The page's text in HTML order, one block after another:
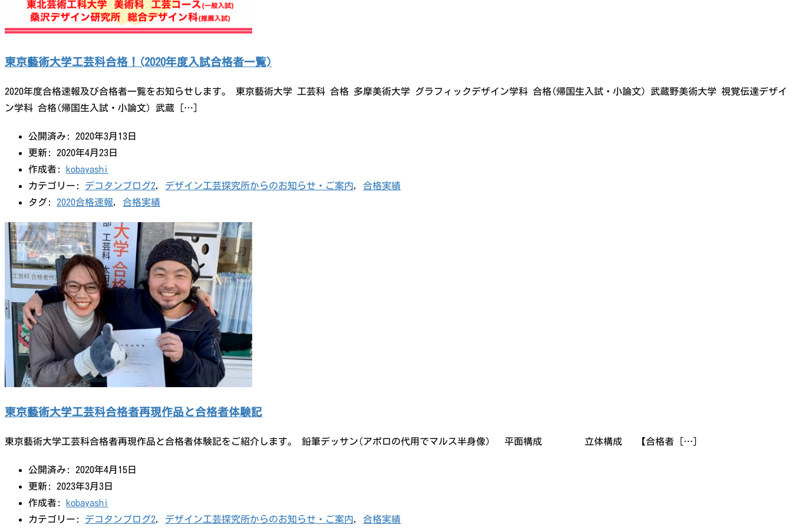
東京藝術大学工芸科合格！(2020年度入試合格者一覧)
2020年度合格速報及び合格者一覧をお知らせします。 東京藝術大学 工芸科 合格 多摩美術大学 グラフィックデザイン学科 合格(帰国生入試・小論文) 武蔵野美術大学 視覚伝達デザイ
ン学科 合格(帰国生入試・小論文) 武蔵 […]
公開済み: 2020年3月13日
更新: 2020年4月23日
作成者: kobayashi
カテゴリー: デコタンブログ2, デザイン工芸探究所からのお知らせ・ご案内, 合格実績
タグ: 2020合格速報, 合格実績
東京藝術大学工芸科合格者再現作品と合格者体験記
東京藝術大学工芸科合格者再現作品と合格者体験記をご紹介します。 鉛筆デッサン(アポロの代用でマルス半身像) 平面構成 立体構成 【合格者 […]
公開済み: 2020年4月15日
更新: 2023年3月3日
作成者:
kobayashi
カテゴリー: デコタンブログ2, デザイン工芸探究所からのお知らせ・ご案内, 合格実績